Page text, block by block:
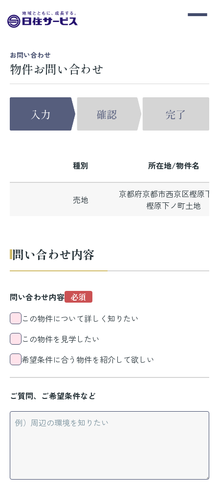
お問い合わせ
物件お問い合わせ
種別 所在地/物件名
売地
京都府京都市西京区樫原下
樫原下ノ町土地
問い合わせ内容
問い合わせ内容
この物件について詳しく知りたい
この物件を見学したい
希望条件に合う物件を紹介して欲しい
ご質問、ご希望条件など